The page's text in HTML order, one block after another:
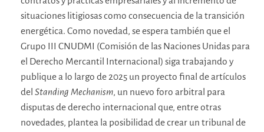
situaciones litigiosas como consecuencia de la transición
energética. Como novedad, se espera también que el
Grupo III CNUDMI (Comisión de las Naciones Unidas para
el Derecho Mercantil Internacional) siga trabajando y
publique a lo largo de 2025 un proyecto final de artículos
del Standing Mechanism, un nuevo foro arbitral para
disputas de derecho internacional que, entre otras
novedades, plantea la posibilidad de crear un tribunal de